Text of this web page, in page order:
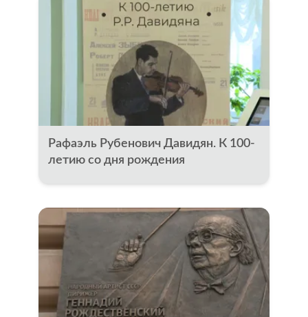
Рафаэль Рубенович Давидян. К 100-
летию со дня рождения